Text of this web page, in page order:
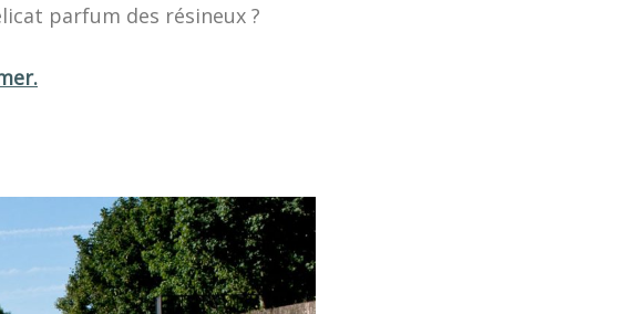
parfum des résineux ?